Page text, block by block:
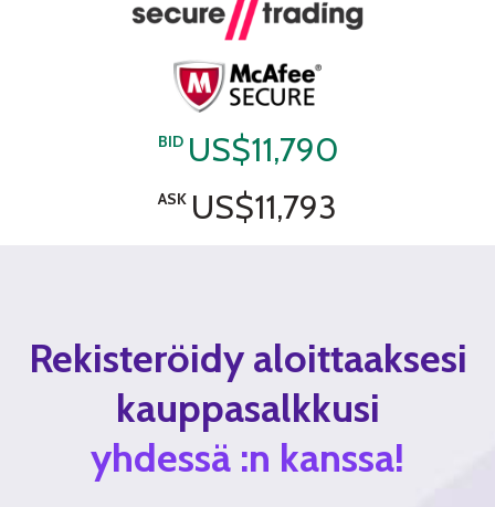
BID US$11,790
ASK US$11,793
Rekisteröidy aloittaaksesi
kauppasalkkusi
yhdessä :n kanssa!